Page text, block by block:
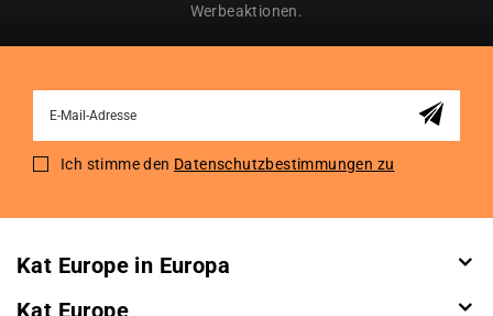
Werbeaktionen.
for
Ich stimme den Datenschutzbestimmungen zu
Kat Europe in Europa
Kat Europe